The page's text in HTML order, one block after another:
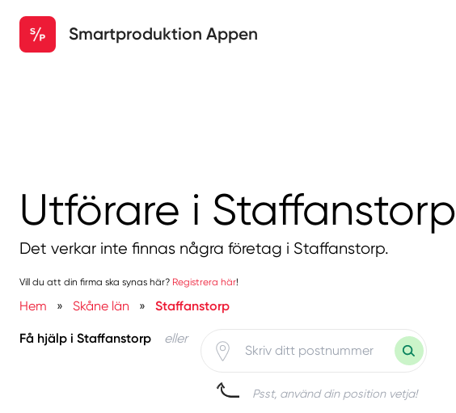
Smartproduktion Appen
Utförare i Staffanstorp
Det verkar inte finnas några företag i Staffanstorp.
Vill du att din firma ska synas här? Registrera här!
Hem » Skåne län » Staffanstorp
Få hjälp i Staffanstorp eller
Psst, använd din position vetja!